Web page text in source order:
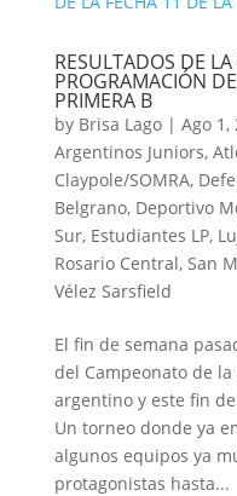
RESULTADOS DE
PROGRAMACIÓN
PRIMERA B
by Brisa Lago| Ago 1,
Argentinos Juniors,
Claypole/SOMRA,
Belgrano, Deportivo
Sur, Estudiantes LP,
Rosario Central, San
Vélez Sarsfield
El fin de semana
del Campeonato de
argentino y este fin
Un torneo donde ya
algunos equipos ya
protagonistas hasta...